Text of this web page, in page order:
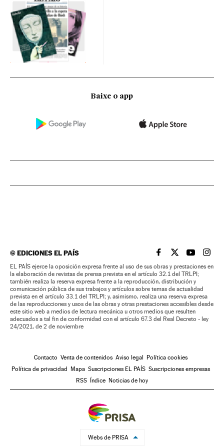
Baixe o app
©EDICIONES EL PAÍS EL PAÍS BRASIL EN
EL PAÍSEL PAÍS
EL
EL PAÍS ejerce la oposición expresa frente al uso de sus obras y prestaciones en
la elaboración de revistas de prensa prevista en el artículo 32.1 del TRLPI;
también realiza la reserva expresa frente a la reproducción, distribución y
comunicación pública de sus trabajos y artículos sobre temas de actualidad
prevista en el artículo 33.1 del TRLPI; y, asimismo, realiza una reserva expresa
de las reproducciones y usos de las obras y otras prestaciones accesibles desde
este sitio web a medios de lectura mecánica u otros medios que resulten
adecuados a tal fin de conformidad con el artículo 67.3 del Real Decreto - ley
24/2021, de 2 de noviembre
Contacto Venta de contenidos Aviso legal
Política cookies
Política de privacidad
Mapa Suscripciones EL PAÍS Suscripciones empresas
RSS
Índice Noticias de hoy
Webs de PRISA